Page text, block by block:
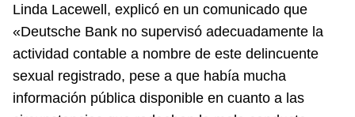
Linda Lacewell, explicó en un comunicado que
«Deutsche Bank no supervisó adecuadamente la
actividad contable a nombre de este delincuente
sexual registrado, pese a que había mucha
información pública disponible en cuanto a las